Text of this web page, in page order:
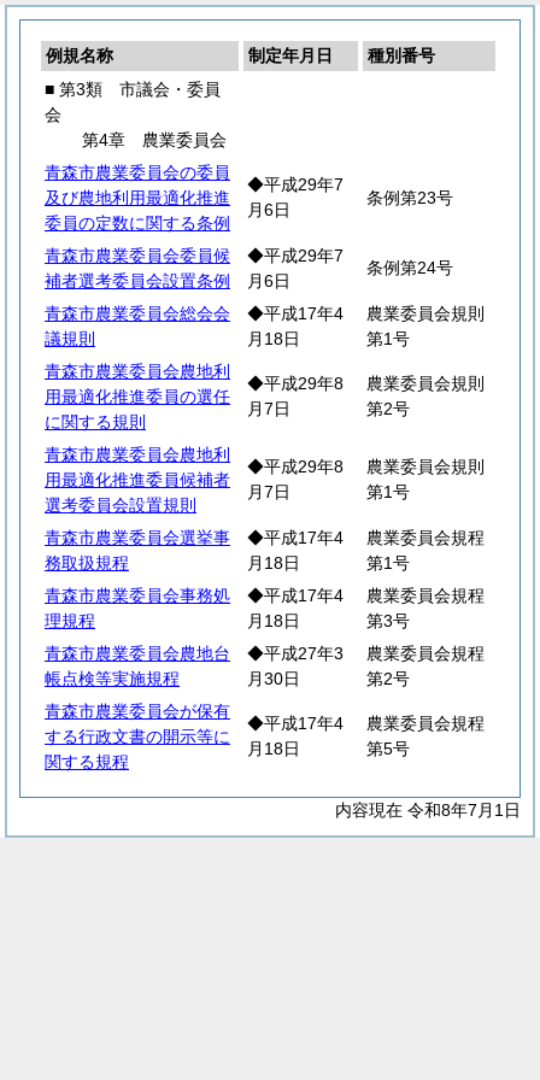
例規名称 制定年月日
種別番号
■ 第3類 市議会・委員
会
第4章 農業委員会
青森市農業委員会の委員
及び農地利用最適化推進
委員の定数に関する条例
◆平成29年7
月6日
条例第23号
青森市農業委員会委員候
補者選考委員会設置条例
◆平成29年7
月6日
条例第24号
青森市農業委員会総会会
議規則
◆平成17年4
月18日
農業委員会規則
第1号
青森市農業委員会農地利
用最適化推進委員の選任
に関する規則
◆平成29年8
月7日
農業委員会規則
第2号
青森市農業委員会農地利
用最適化推進委員候補者
選考委員会設置規則
◆平成29年8
月7日
農業委員会規則
第1号
青森市農業委員会選挙事
務取扱規程
◆平成17年4
月18日
農業委員会規程
第1号
青森市農業委員会事務処
理規程
◆平成17年4
月18日
農業委員会規程
第3号
青森市農業委員会農地台
帳点検等実施規程
◆平成27年3
月30日
農業委員会規程
第2号
青森市農業委員会が保有
する行政文書の開示等に
関する規程
◆平成17年4
月18日
農業委員会規程
第5号
内容現在 令和8年7月1日